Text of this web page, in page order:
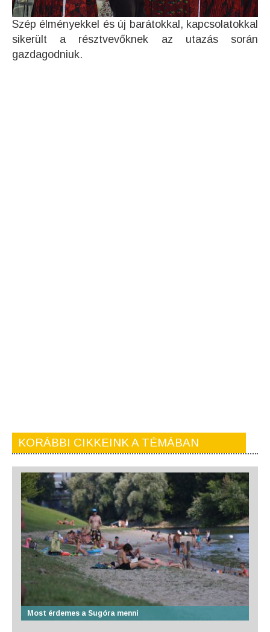
Szép élményekkel és új barátokkal, kapcsolatokkal
sikerült a résztvevőknek az utazás során
gazdagodniuk.
KORÁBBI CIKKEINK A TÉMÁBAN
Most érdemes a Sugóra menni